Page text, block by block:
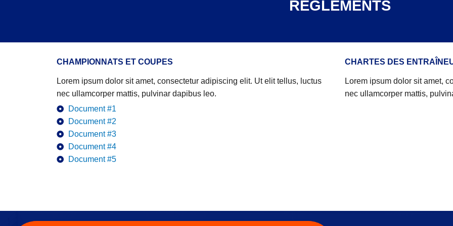
REGLEMENTS
CHAMPIONNATS ET COUPES
Lorem ipsum dolor sit amet, consectetur adipiscing elit. Ut elit tellus, luctus
nec ullamcorper mattis, pulvinar dapibus leo.
Document #1
Document #2
Document #3
Document #4
Document #5
CHARTES DES
Lorem ipsum dolor sit amet,
nec ullamcorper mattis,